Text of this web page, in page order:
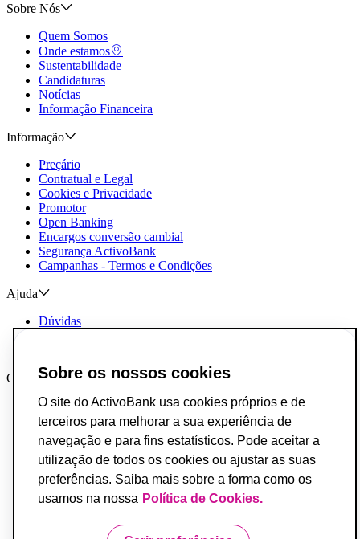
Sobre Nós
Quem Somos
Onde estamos
Sustentabilidade
Candidaturas
Notícias
Informação Financeira
Informação
Preçário
Contratual e Legal
Cookies e Privacidade
Promotor
Open Banking
Encargos conversão cambial
Segurança ActivoBank
Campanhas - Termos e Condições
Ajuda
Dúvidas
Canais AB
App ActivoBank
App ActivoTrader
Metaverso
Incumprimento de Contratos de Crédito
Fundo de Garantia de Depósitos
Resolução Alternativa de Conflitos do Consumo
Livro de Reclamações
Sobre os nossos cookies
O site do ActivoBank usa cookies próprios e de
terceiros para melhorar a sua experiência de
navegação e para fins estatísticos. Pode aceitar a
utilização de todos os cookies ou ajustar as suas
preferências. Saiba mais sobre a forma como os
usamos na nossa Política de Cookies.